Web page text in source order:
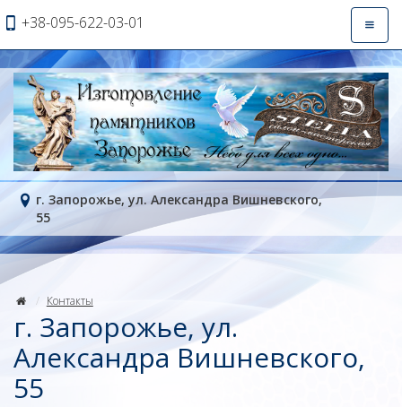
+38-095-622-03-01
г. Запорожье, ул. Александра Вишневского,
55
Контакты
г. Запорожье, ул.
Александра Вишневского,
55